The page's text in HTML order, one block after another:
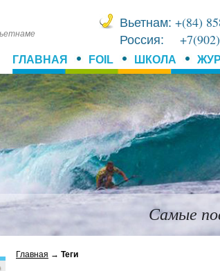
Вьетнам: +(84)
Россия:
ГЛАВНАЯ FOIL ШКОЛА
Самые
Главная → Теги